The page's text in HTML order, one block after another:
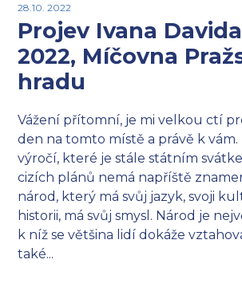
28.10. 2022
Projev Ivana
2022, Míčovna
hradu
Vážení přítomní, je mi velkou ctí
den na tomto místě a právě k vám.
výročí, které je stále státním
cizích plánů nemá napříště
národ, který má svůj jazyk, svoji
historii, má svůj smysl. Národ je
k níž se většina lidí dokáže
také...